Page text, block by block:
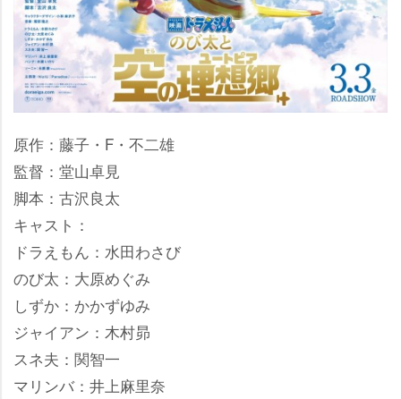
原作：藤子・F・不二雄
監督：堂山卓見
脚本：古沢良太
キャスト：
ドラえもん：水田わさび
のび太：大原めぐみ
しずか：かかずゆみ
ジャイアン：木村昴
スネ夫：関智一
マリンバ：井上麻里奈